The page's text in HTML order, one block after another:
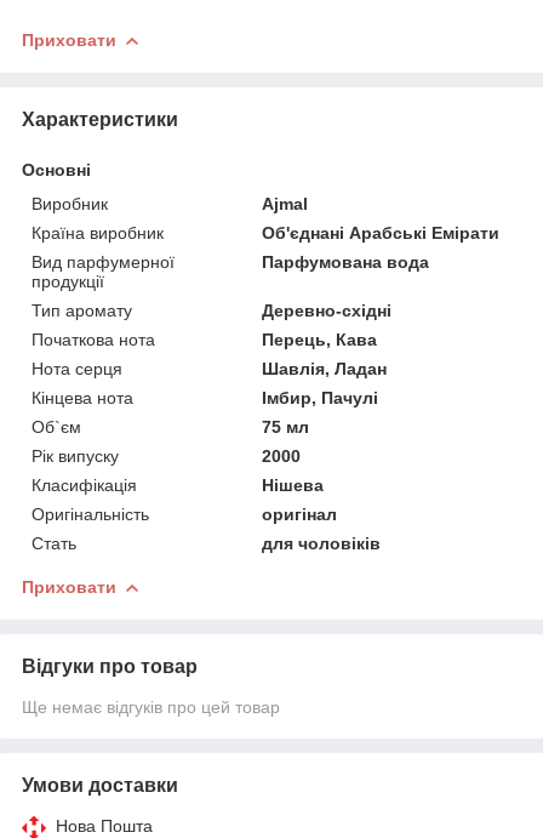
Приховати
Характеристики
Основні
Виробник
Ajmal
Країна виробник
Об'єднані Арабські Емірати
Вид парфумерної
продукції
Парфумована вода
Тип аромату
Деревно-східні
Початкова нота
Перець, Кава
Нота серця
Шавлія, Ладан
Кінцева нота
Імбир, Пачулі
Об`єм
75 мл
Рік випуску
2000
Класифікація
Нішева
Оригінальність
оригінал
Стать
для чоловіків
Приховати
Відгуки про товар
Ще немає відгуків про цей товар
Умови доставки
Нова Пошта